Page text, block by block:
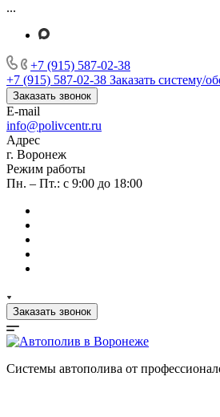
...
+7 (915) 587-02-38
+7 (915) 587-02-38 Заказать систему/
Заказать звонок
E-mail
info@polivcentr.ru
Адрес
г. Воронеж
Режим работы
Пн. – Пт.: с 9:00 до 18:00
Заказать звонок
Системы автополива от